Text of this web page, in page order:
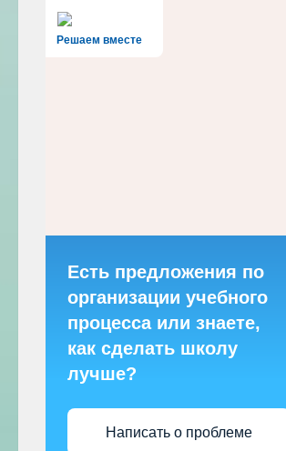
Решаем вместе
Есть предложения по
организации учебного
процесса или знаете,
как сделать школу
лучше?
Написать о проблеме